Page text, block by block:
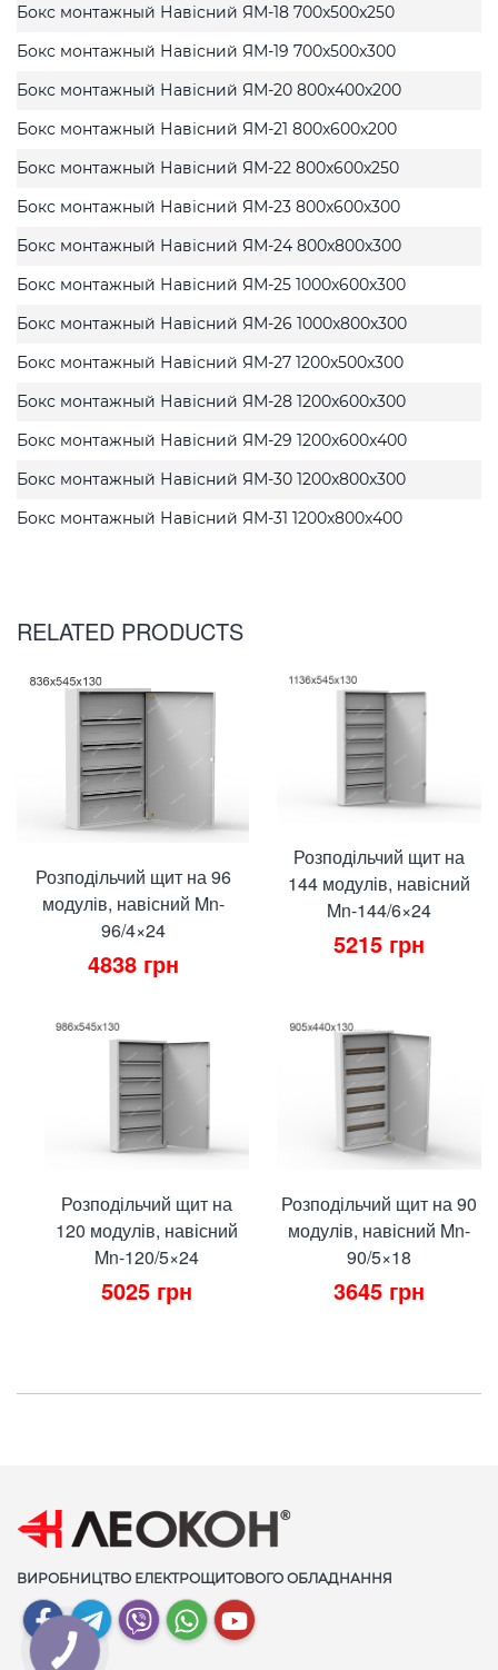
Бокс монтажный Навісний ЯМ-18 700x500x250
Бокс монтажный Навісний ЯМ-19 700x500x300
Бокс монтажный Навісний ЯМ-20 800x400x200
Бокс монтажный Навісний ЯМ-21 800x600x200
Бокс монтажный Навісний ЯМ-22 800x600x250
Бокс монтажный Навісний ЯМ-23 800x600x300
Бокс монтажный Навісний ЯМ-24 800x800x300
Бокс монтажный Навісний ЯМ-25 1000x600x300
Бокс монтажный Навісний ЯМ-26 1000x800x300
Бокс монтажный Навісний ЯМ-27 1200x500x300
Бокс монтажный Навісний ЯМ-28 1200x600x300
Бокс монтажный Навісний ЯМ-29 1200x600x400
Бокс монтажный Навісний ЯМ-30 1200x800x300
Бокс монтажный Навісний ЯМ-31 1200x800x400
RELATED PRODUCTS
Розподільчий щит на 96
модулів, навісний Mn-
96/4×24
4838 грн
Розподільчий щит на
144 модулів, навісний
Mn-144/6×24
5215 грн
Розподільчий щит на
120 модулів, навісний
Mn-120/5×24
5025 грн
Розподільчий щит на 90
модулів, навісний Mn-
90/5×18
3645 грн
ВИРОБНИЦТВО ЕЛЕКТРОЩИТОВОГО ОБЛАДНАННЯ